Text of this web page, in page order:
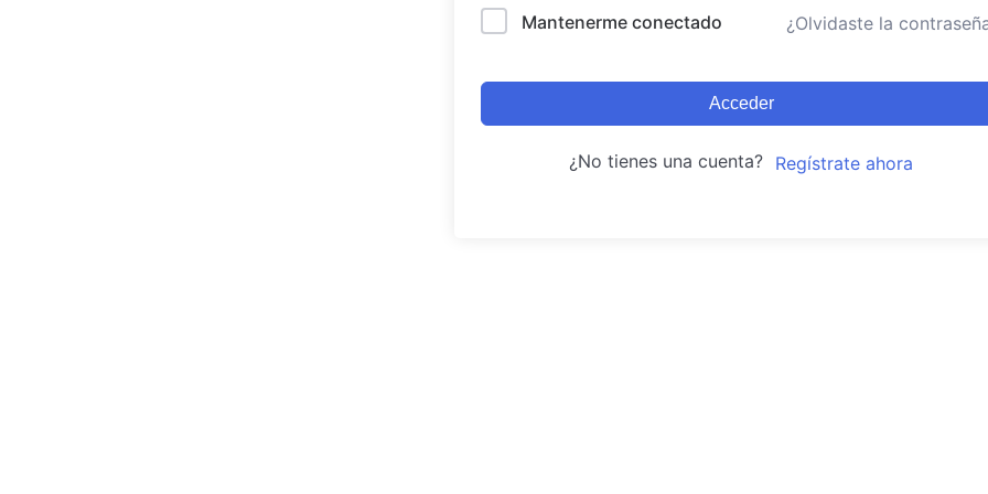
Mantenerme conectado ¿Olvidaste la
Acceder
¿No tienes una cuenta? Regístrate ahora